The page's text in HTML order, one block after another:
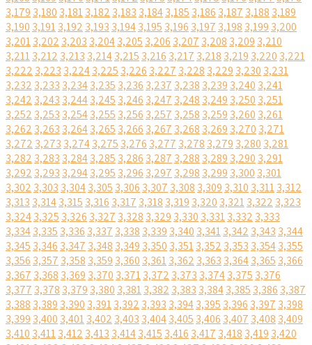
3,179 3,180 3,1813,182 3,183 3,1843,185 3,186 3,187 3,188 3,189
3,190 3,1913,192 3,193 3,1943,195 3,196 3,197 3,198 3,199 3,200
3,2013,202 3,203 3,2043,205 3,206 3,207 3,208 3,209 3,210
3,2113,212 3,213 3,2143,215 3,216 3,217 3,218 3,219 3,220 3,221
3,222 3,223 3,2243,225 3,226 3,227 3,228 3,229 3,230 3,231
3,232 3,233 3,2343,235 3,236 3,237 3,238 3,239 3,240 3,241
3,242 3,243 3,2443,245 3,246 3,247 3,248 3,249 3,250 3,251
3,252 3,253 3,2543,255 3,256 3,257 3,258 3,259 3,260 3,261
3,262 3,263 3,2643,265 3,266 3,267 3,268 3,269 3,270 3,271
3,272 3,273 3,2743,275 3,276 3,277 3,278 3,279 3,280 3,281
3,282 3,283 3,2843,285 3,286 3,287 3,288 3,289 3,290 3,291
3,292 3,293 3,2943,295 3,296 3,297 3,298 3,299 3,300 3,301
3,302 3,303 3,3043,305 3,306 3,307 3,308 3,309 3,310 3,3113,312
3,313 3,3143,315 3,316 3,317 3,318 3,319 3,320 3,3213,322 3,323
3,3243,325 3,326 3,327 3,328 3,329 3,330 3,3313,332 3,333
3,3343,335 3,336 3,337 3,338 3,339 3,340 3,3413,342 3,343 3,344
3,345 3,346 3,347 3,348 3,349 3,350 3,3513,352 3,353 3,3543,355
3,356 3,357 3,358 3,359 3,360 3,3613,362 3,363 3,3643,365 3,366
3,367 3,368 3,369 3,370 3,3713,372 3,373 3,3743,375 3,376
3,377 3,378 3,379 3,380 3,3813,382 3,383 3,3843,385 3,386 3,387
3,388 3,389 3,390 3,3913,392 3,393 3,3943,395 3,396 3,397 3,398
3,399 3,400 3,4013,402 3,403 3,4043,405 3,406 3,407 3,408 3,409
3,410 3,4113,412 3,413 3,4143,415 3,416 3,417 3,418 3,419 3,420